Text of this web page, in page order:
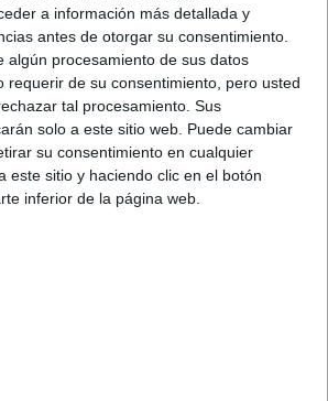
a información más detallada y
antes de otorgar su consentimiento.
algún procesamiento de sus datos
requerir de su consentimiento, pero usted
tal procesamiento. Sus
solo a este sitio web. Puede cambiar
su consentimiento en cualquier
este sitio y haciendo clic en el botón
inferior de la página web.
y media en "volver a corregir" ni
situación que yo?